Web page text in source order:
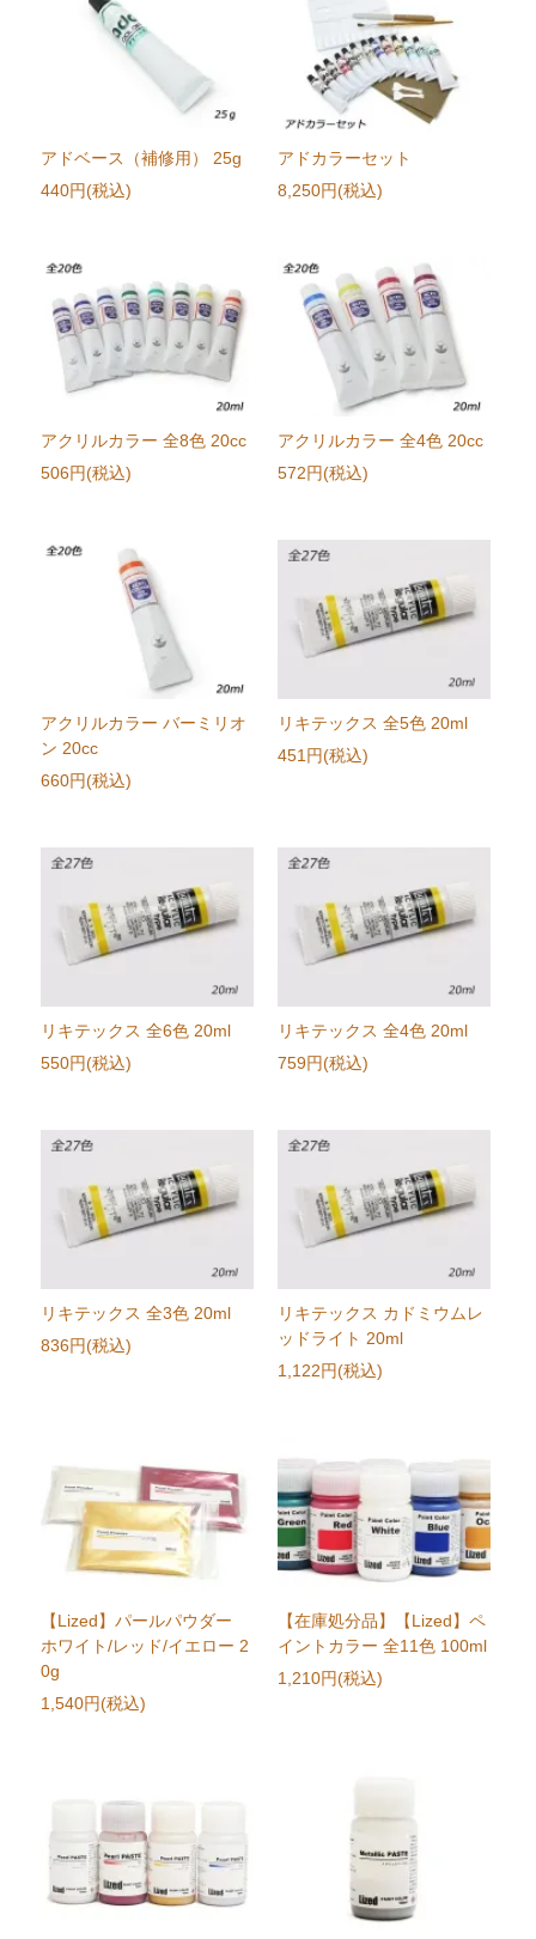
アドベース（補修用） 25g
440円(税込)
アドカラーセット
8,250円(税込)
アクリルカラー 全8色 20cc
506円(税込)
アクリルカラー 全4色 20cc
572円(税込)
アクリルカラー バーミリオ
ン 20cc
660円(税込)
リキテックス 全5色 20ml
451円(税込)
リキテックス 全6色 20ml
550円(税込)
リキテックス 全4色 20ml
759円(税込)
リキテックス 全3色 20ml
836円(税込)
リキテックス カドミウムレ
ッドライト 20ml
1,122円(税込)
【Lized】パールパウダー
ホワイト/レッド/イエロー 2
0g
1,540円(税込)
【在庫処分品】【Lized】ペ
イントカラー 全11色 100ml
1,210円(税込)